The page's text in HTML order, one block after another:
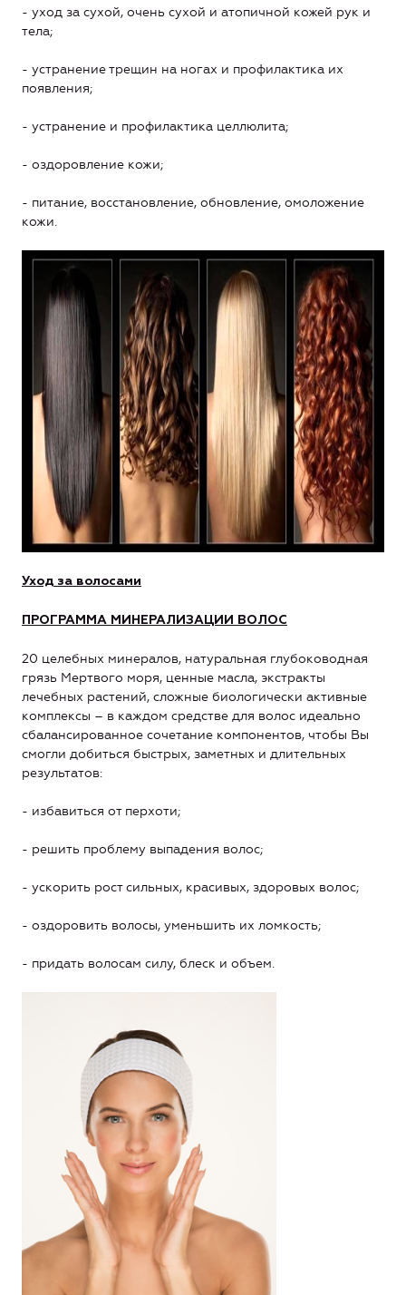
- уход за сухой, очень сухой и атопичной кожей рук и
тела;
- устранение трещин на ногах и профилактика их
появления;
- устранение и профилактика целлюлита;
- оздоровление кожи;
- питание, восстановление, обновление, омоложение
кожи.
Уход за волосами
ПРОГРАММА МИНЕРАЛИЗАЦИИ ВОЛОС
20 целебных минералов, натуральная глубоководная
грязь Мертвого моря, ценные масла, экстракты
лечебных растений, сложные биологически активные
комплексы – в каждом средстве для волос идеально
сбалансированное сочетание компонентов, чтобы Вы
смогли добиться быстрых, заметных и длительных
результатов:
- избавиться от перхоти;
- решить проблему выпадения волос;
- ускорить рост сильных, красивых, здоровых волос;
- оздоровить волосы, уменьшить их ломкость;
- придать волосам силу, блеск и объем.